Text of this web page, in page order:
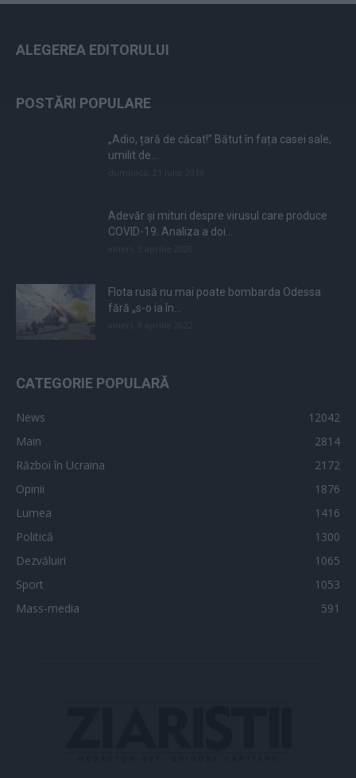
ALEGEREA EDITORULUI
POSTĂRI POPULARE
„Adio, țară de căcat!” Bătut în fața casei sale,
umilit de...
Adevăr și mituri despre virusul care produce
COVID-19. Analiza a doi...
Flota rusă nu mai poate bombarda Odessa
fără „s-o ia în...
CATEGORIE POPULARĂ
News
12042
Main
2814
Război în Ucraina
2172
Opinii
1876
Lumea
1416
Politică
1300
Dezvăluiri
1065
Sport
1053
Mass-media
591